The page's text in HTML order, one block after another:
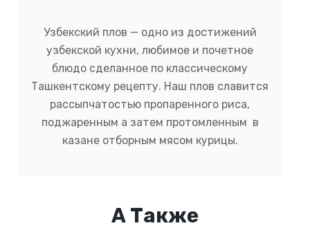
Узбекский плов — одно из достижений
узбекской кухни, любимое и почетное
блюдо сделанное по классическому
Ташкентскому рецепту. Наш плов славится
рассыпчатостью пропаренного риса,
поджаренным а затем протомленным в
казане отборным мясом курицы.
А Также